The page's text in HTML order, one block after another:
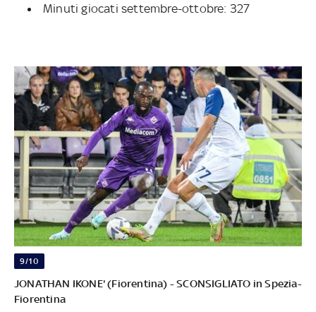
Minuti giocati settembre-ottobre: 327
9/10
JONATHAN IKONE' (Fiorentina) - SCONSIGLIATO in Spezia-
Fiorentina